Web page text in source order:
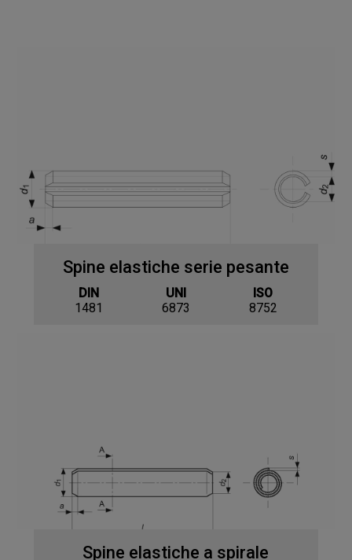
Spine elastiche serie pesante
DIN
1481
UNI
6873
ISO
8752
Spine elastiche a spirale